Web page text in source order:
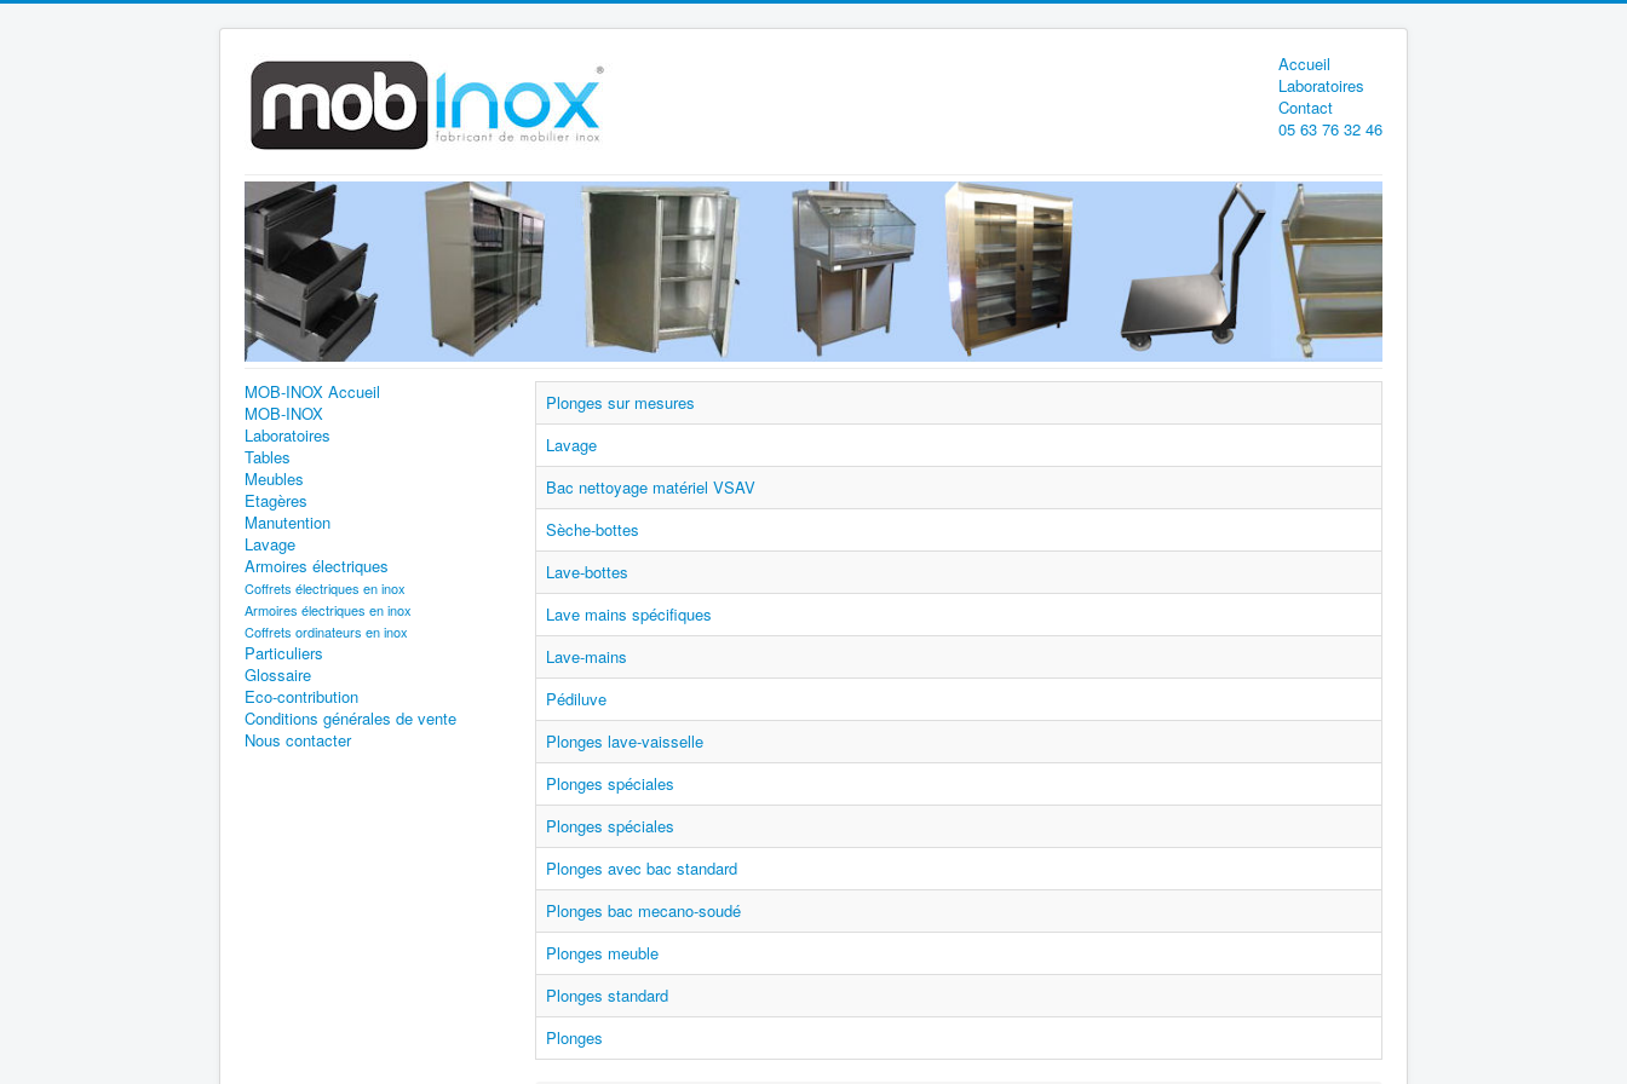
Accueil
Laboratoires
Contact
05 63 76 32 46
MOB-INOX Accueil
MOB-INOX
Laboratoires
Tables
Meubles
Etagères
Manutention
Lavage
Armoires électriques
Coffrets électriques en inox
Armoires électriques en inox
Coffrets ordinateurs en inox
Particuliers
Glossaire
Eco-contribution
Conditions générales de vente
Nous contacter
Plonges sur mesures
Lavage
Bac nettoyage matériel VSAV
Sèche-bottes
Lave-bottes
Lave mains spécifiques
Lave-mains
Pédiluve
Plonges lave-vaisselle
Plonges spéciales
Plonges spéciales
Plonges avec bac standard
Plonges bac mecano-soudé
Plonges meuble
Plonges standard
Plonges